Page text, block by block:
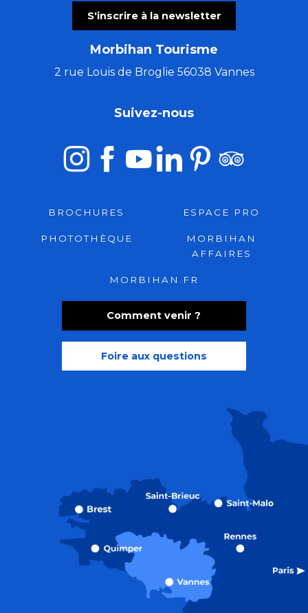
S'inscrire à la newsletter
Morbihan Tourisme
2 rue Louis de Broglie 56038 Vannes
Comment venir ?
Foire aux questions
Suivez-nous
BROCHURES ESPACE PRO
PHOTOTHÈQUE
MORBIHAN
AFFAIRES
MORBIHAN.FR